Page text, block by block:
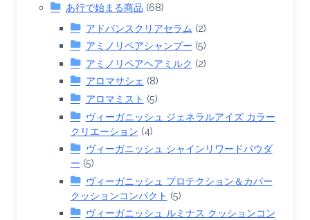
あ行で始まる商品 (68)
アドバンスクリアセラム (2)
アミノリペアシャンプー (5)
アミノリペアヘアミルク (2)
アロマサシェ (8)
アロマミスト (5)
ヴィーガニッシュ ジェネラルアイズ カラー
クリエーション (4)
ヴィーガニッシュ シャインリワードパウダ
ー (5)
ヴィーガニッシュ プロテクション＆カバー
クッションコンパクト (5)
ヴィーガニッシュ ルミナス クッションコン